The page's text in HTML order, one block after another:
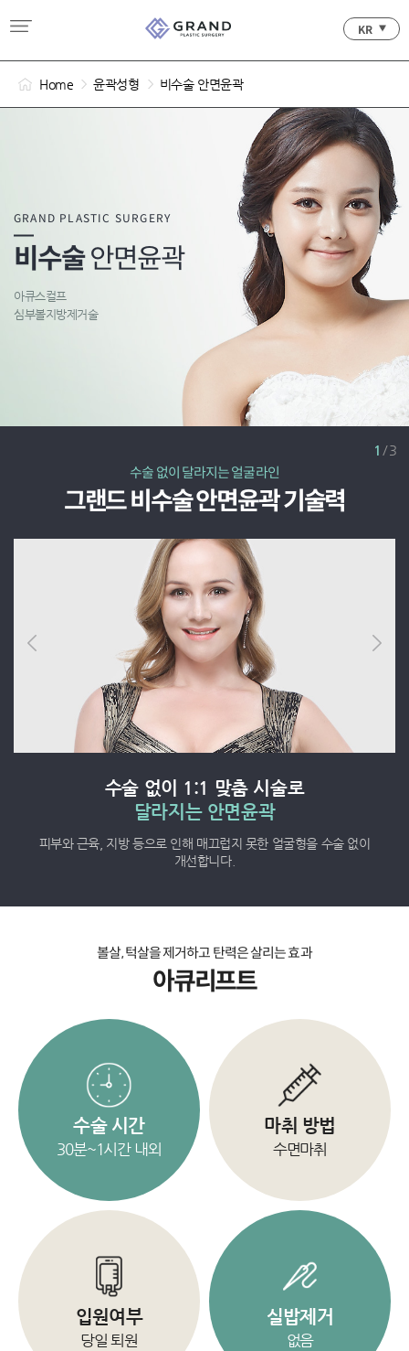
KR
Home 윤곽성형 비수술 안면윤곽
GRAND PLASTIC SURGERY
비수술안면윤곽
아큐스컬프
심부볼지방제거술
수술 없이 달라지는 얼굴라인
그랜드 비수술 안면윤곽 기술력
3D-CT로
얼굴 구조 정밀 진단
3D-CT로 얼굴의 구조를 정확하게 파악하여 수술 계획을 수립합니다.
2 /3
볼살, 턱살을 제거하고 탄력은 살리는 효과
아큐리프트
수술 시간
30분~1시간 내외
마취 방법
수면마취
입원여부
당일 퇴원
실밥제거
없음